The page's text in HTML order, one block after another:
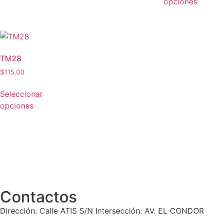
TM28
$115,00
Seleccionar
opciones
Contactos
Dirección: Calle ATIS S/N Intersección: AV. EL CONDOR